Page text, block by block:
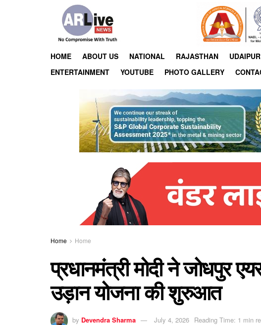
HOME ABOUT US NATIONAL RAJASTHAN UDAIPUR
ENTERTAINMENT
YOUTUBE PHOTO GALLERY
Home Home
प्रधानमंत्री मोदी ने जोधपुर
उड़ान योजना की शुरुआत
by Devendra Sharma July 4, 2026 Reading Time: 1 min